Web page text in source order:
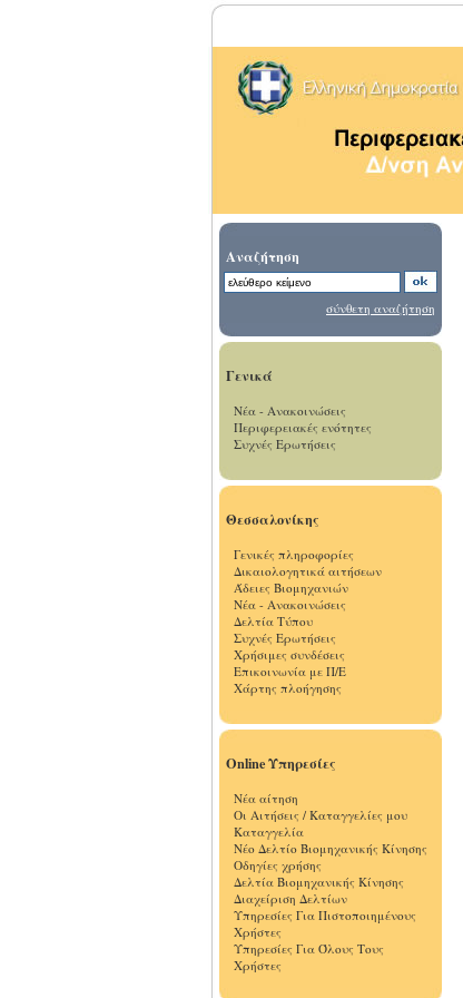
Αναζήτηση
σύνθετη αναζήτηση
Γενικά
Νέα - Ανακοινώσεις
Περιφερειακές ενότητες
Συχνές Ερωτήσεις
Θεσσαλονίκης
Γενικές πληροφορίες
Δικαιολογητικά αιτήσεων
Άδειες Βιομηχανιών
Νέα - Ανακοινώσεις
Δελτία Τύπου
Συχνές Ερωτήσεις
Χρήσιμες συνδέσεις
Επικοινωνία με Π/Ε
Χάρτης πλοήγησης
Online Υπηρεσίες
Νέα αίτηση
Οι Αιτήσεις / Καταγγελίες μου
Καταγγελία
Νέο Δελτίο Βιομηχανικής Κίνησης
Οδηγίες χρήσης
Δελτία Βιομηχανικής Κίνησης
Διαχείριση Δελτίων
Υπηρεσίες Για Πιστοποιημένους
Χρήστες
Υπηρεσίες Για Όλους Τους
Χρήστες